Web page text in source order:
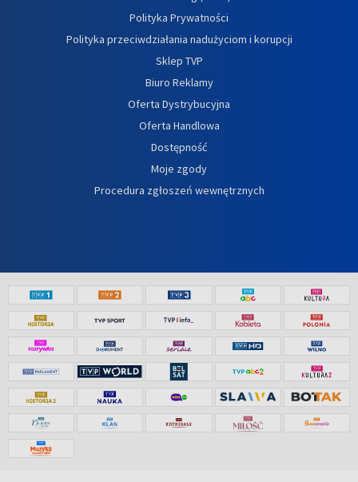
Polityka Prywatności
Polityka przeciwdziałania nadużyciom i korupcji
Sklep TVP
Biuro Reklamy
Oferta Dystrybucyjna
Oferta Handlowa
Dostępność
Moje zgody
Procedura zgłoszeń wewnętrznych